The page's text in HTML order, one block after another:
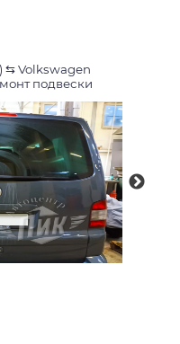
⇆ Volkswagen
подвески